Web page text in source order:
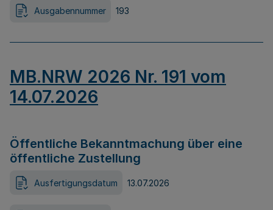
Ausgabennummer 193
MB.NRW 2026 Nr. 191 vom
14.07.2026
Öffentliche Bekanntmachung über eine
öffentliche Zustellung
Ausfertigungsdatum 13.07.2026